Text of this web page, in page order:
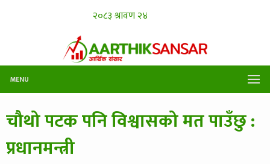
MENU
चौथो पटक पनि विश्वासको मत पाउँछु :
प्रधानमन्त्री